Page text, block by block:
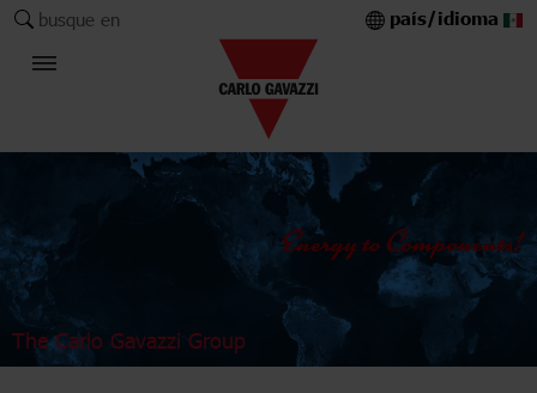
busque en país/idioma
The Carlo Gavazzi Group